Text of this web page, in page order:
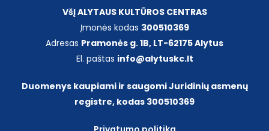
Cirko studija „Dzūkija“
Folkloro ansamblis „Žvangucis“
Politinių kalinių ir tremtinių choras „Atmintis“
Šokių studija „Retro ritmu“
Erdvės
Kultūriukas
Edukacijos
Teisinė informacija
Struktūra ir pareigybių sąrašas
Kiti dokumentai
VšĮ ALYTAUS KULTŪROS CENTRAS
Įmonės kodas 300510369
Adresas Pramonės g. 1B, LT-62175 Alytus
El. paštas info@alytuskc.lt
Duomenys kaupiami ir saugomi Juridinių asmenų
registre, kodas 300510369